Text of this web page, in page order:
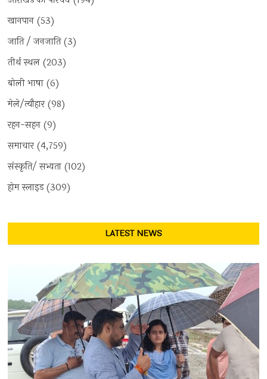
खानपान (53)
जाति / जनजाति(3)
तीर्थ स्थल (203)
बोली भाषा (6)
मेले/त्यौहार(98)
रहन-सहन (9)
समाचार(4,759)
संस्कृति/ सभ्यता (102)
होम स्लाइड(309)
LATEST NEWS